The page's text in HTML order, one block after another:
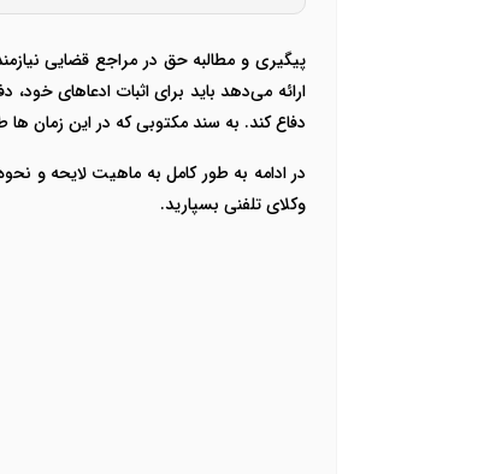
پیگیری و مطالبه حق در مراجع قضایی
ارائه می‌دهد باید برای اثبات ادعاهای
دفاع کند. به سند مکتوبی که در این زمان
در ادامه به طور کامل به ماهیت لایحه و
وکلای تلفنی بسپارید.